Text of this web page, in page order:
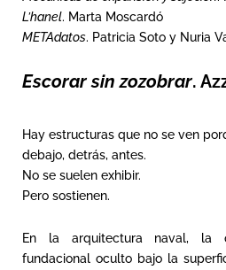
L’hanel. Marta Moscardó
METAdatos. Patricia Soto y Nuria
Escorar sin zozobrar.
Hay estructuras que no se ven
debajo, detrás, antes.
No se suelen exhibir.
Pero sostienen.
En la arquitectura naval, la
fundacional oculto bajo la